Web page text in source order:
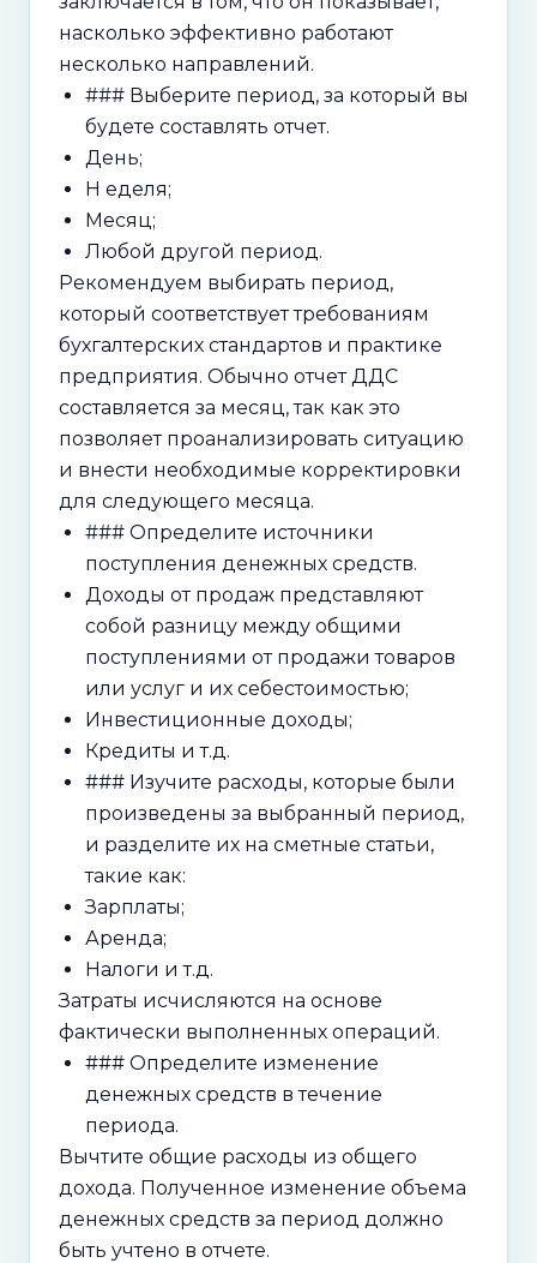
насколько эффективно работают
несколько направлений.
### Выберите период, за который вы
будете составлять отчет.
День;
Н еделя;
Месяц;
Любой другой период.
Рекомендуем выбирать период,
который соответствует требованиям
бухгалтерских стандартов и практике
предприятия. Обычно отчет ДДС
составляется за месяц, так как это
позволяет проанализировать ситуацию
и внести необходимые корректировки
для следующего месяца.
### Определите источники
поступления денежных средств.
Доходы от продаж представляют
собой разницу между общими
поступлениями от продажи товаров
или услуг и их себестоимостью;
Инвестиционные доходы;
Кредиты и т.д.
### Изучите расходы, которые были
произведены за выбранный период,
и разделите их на сметные статьи,
такие как:
Зарплаты;
Аренда;
Налоги и т.д.
Затраты исчисляются на основе
фактически выполненных операций.
### Определите изменение
денежных средств в течение
периода.
Вычтите общие расходы из общего
дохода. Полученное изменение объема
денежных средств за период должно
быть учтено в отчете.